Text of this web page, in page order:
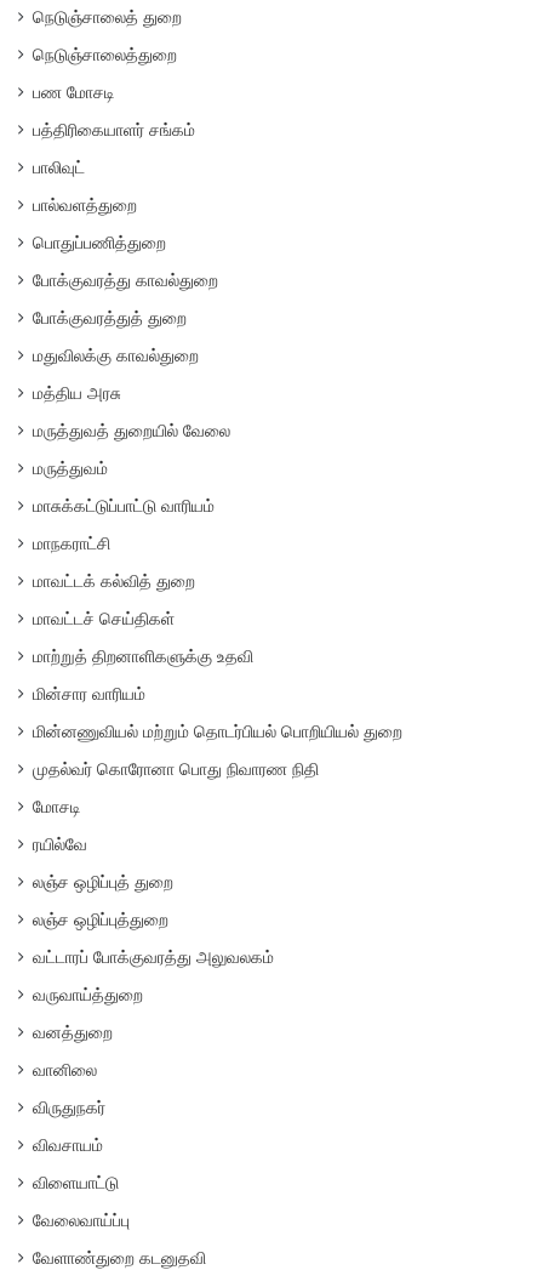
நெடுஞ்சாலைத் துறை
நெடுஞ்சாலைத்துறை
பண மோசடி
பத்திரிகையாளர் சங்கம்
பாலிவுட்
பால்வளத்துறை
பொதுப்பணித்துறை
போக்குவரத்து காவல்துறை
போக்குவரத்துத் துறை
மதுவிலக்கு காவல்துறை
மத்திய அரசு
மருத்துவத் துறையில் வேலை
மருத்துவம்
மாசுக்கட்டுப்பாட்டு வாரியம்
மாநகராட்சி
மாவட்டக் கல்வித் துறை
மாவட்டச் செய்திகள்
மாற்றுத் திறனாளிகளுக்கு உதவி
மின்சார வாரியம்
மின்னணுவியல் மற்றும் தொடர்பியல் பொறியியல் துறை
முதல்வர் கொரோனா பொது நிவாரண நிதி
மோசடி
ரயில்வே
லஞ்ச ஒழிப்புத் துறை
லஞ்ச ஒழிப்புத்துறை
வட்டாரப் போக்குவரத்து அலுவலகம்
வருவாய்த்துறை
வனத்துறை
வானிலை
விருதுநகர்
விவசாயம்
விளையாட்டு
வேலைவாய்ப்பு
வேளாண்துறை கடனுதவி